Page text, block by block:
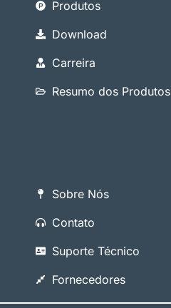
Produtos
Download
Carreira
Resumo dos Produtos
Sobre Nós
Contato
Suporte Técnico
Fornecedores